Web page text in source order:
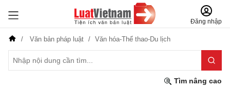
Đăng nhập
Văn bản pháp luật Văn hóa-Thể thao-Du lịch
Tìm nâng cao